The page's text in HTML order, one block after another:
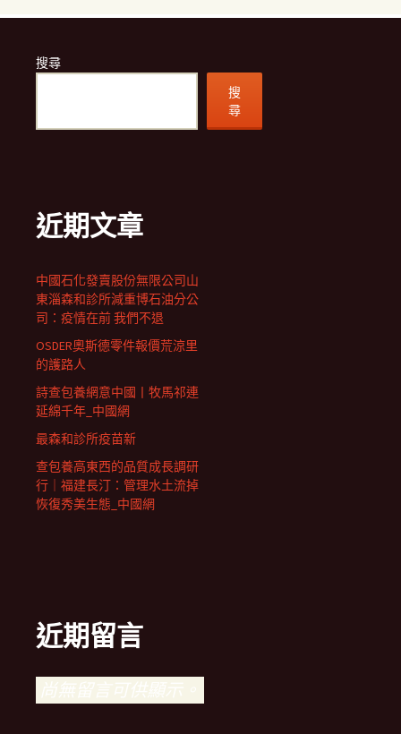
搜尋
搜
尋
近期文章
中國石化發賣股份無限公司山
東淄森和診所減重博石油分公
司：疫情在前 我們不退
OSDER奧斯德零件報價荒涼里
的護路人
詩查包養網意中國丨牧馬祁連
延綿千年_中國網
最森和診所疫苗新
查包養高東西的品質成長調研
行｜福建長汀：管理水土流掉
恢復秀美生態_中國網
近期留言
尚無留言可供顯示。